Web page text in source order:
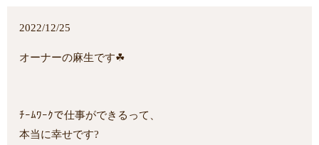
2022/12/25
オーナーの麻生です☘
ﾁｰﾑﾜｰｸで仕事ができるって、
本当に幸せです?